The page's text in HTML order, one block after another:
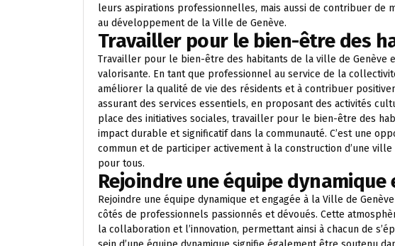
leurs aspirations professionnelles, mais aussi de contribuer de
au développement de la Ville de Genève.
Travailler pour le bien-être des
Travailler pour le bien-être des habitants de la ville de Genève
valorisante. En tant que professionnel au service de la
améliorer la qualité de vie des résidents et à contribuer
assurant des services essentiels, en proposant des activités
place des initiatives sociales, travailler pour le bien-être des
impact durable et significatif dans la communauté. C’est une
commun et de participer activement à la construction d’une
pour tous.
Rejoindre une équipe dynamique
Rejoindre une équipe dynamique et engagée à la Ville de
côtés de professionnels passionnés et dévoués. Cette
la collaboration et l’innovation, permettant ainsi à chacun de